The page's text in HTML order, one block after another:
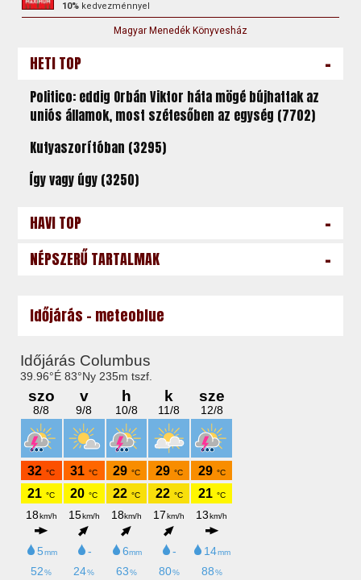
10% kedvezménnyel
Magyar Menedék Könyvesház
HETI TOP -
Politico: eddig Orbán Viktor háta mögé bújhattak az
uniós államok, most szétesőben az egység (7702)
Kutyaszorítóban (3295)
Így vagy úgy (3250)
HAVI TOP -
NÉPSZERŰ TARTALMAK -
Időjárás - meteoblue